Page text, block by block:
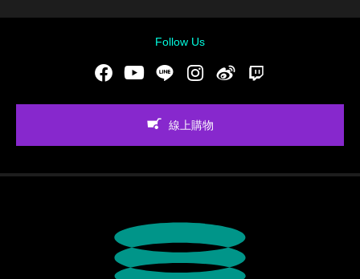
Follow Us
FacebookYoutubeLINE Instgram新浪微博
線上購物